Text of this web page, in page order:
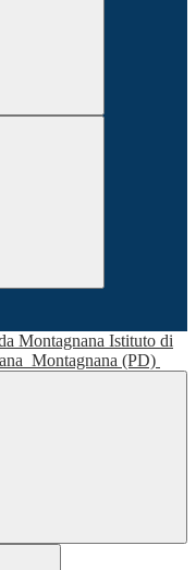
Istituto di
Montagnana (PD)